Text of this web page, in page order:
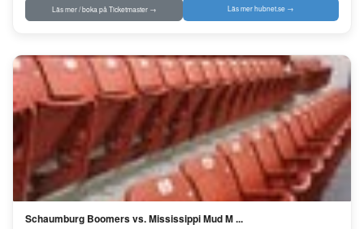
Läs mer / boka på Ticketmaster → Läs mer hubnet.se →
Schaumburg Boomers vs. Mississippi Mud M ...